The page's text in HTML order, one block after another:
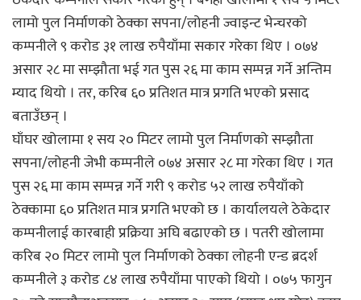
लामो पुल निर्माणको ठेक्का सपना/लोहनी ज्वाइन्ट भेन्चरको
कम्पनीले ९ करोड ३१ लाख रुपैयाँमा सकार गरेका थिए । ०७४
असार २८ मा सम्झौता भई गत पुस २६ मा काम सम्पन्न गर्ने अन्तिम
म्याद थियो । तर, करिब ६० प्रतिशत मात्र प्रगति भएको प्रसाद
बताउँछन् ।
घाँघर खोलामा १ सय २० मिटर लामो पुल निर्माणको सम्झौता
सपना/लोहनी जेभी कम्पनीले ०७४ असार २८ मा गरेका थिए । गत
पुस २६ मा काम सम्पन्न गर्ने गरी ९ करोड ५२ लाख रुपैयाँको
ठेक्कामा ६० प्रतिशत मात्र प्रगति भएको छ । कार्यालयले ठेकेदार
कम्पनीलाई कारबाही प्रक्रिया अघि बढाएको छ । पतरी खोलामा
करिब २० मिटर लामो पुल निर्माणको ठेक्का लोहनी एन्ड ब्रदर्श
कम्पनीले ३ करोड ८४ लाख रुपैयाँमा पाएको थियो । ०७५ फागुन